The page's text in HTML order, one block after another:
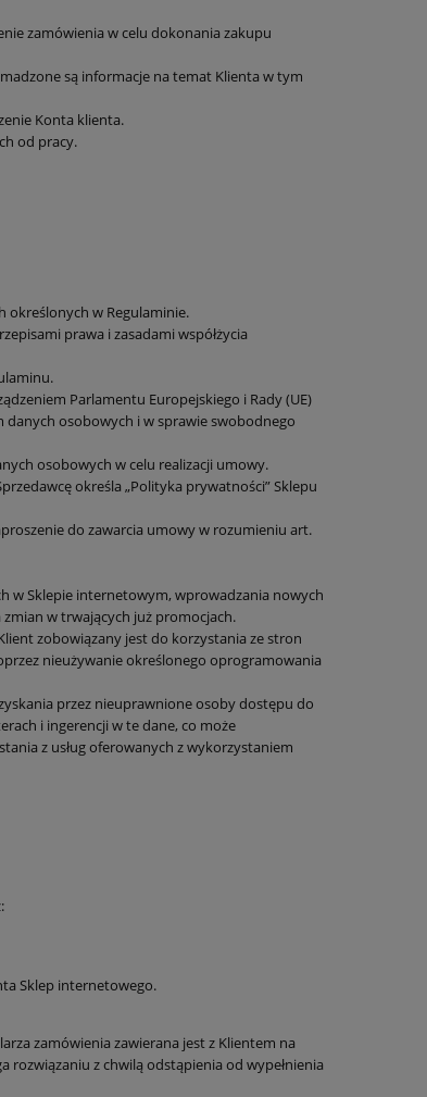
zamówienia w celu dokonania zakupu
są informacje na temat Klienta w tym
Konta klienta.
od pracy.
określonych w Regulaminie.
prawa i zasadami współżycia
Parlamentu Europejskiego i Rady (UE)
danych osobowych i w sprawie swobodnego
osobowych w celu realizacji umowy.
określa „Polityka prywatności” Sklepu
do zawarcia umowy w rozumieniu art.
w Sklepie internetowym, wprowadzania nowych
w trwających już promocjach.
zobowiązany jest do korzystania ze stron
nieużywanie określonego oprogramowania
przez nieuprawnione osoby dostępu do
i ingerencji w te dane, co może
z usług oferowanych z wykorzystaniem
Sklep internetowego.
zamówienia zawierana jest z Klientem na
rozwiązaniu z chwilą odstąpienia od wypełnienia